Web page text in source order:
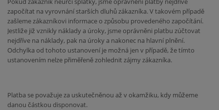
započítat na vyrovnání starších dluhů zákazníka. V takovém případě
zašleme zákazníkovi informace o způsobu provedeného započítání.
Jestliže již vznikly náklady a úroky, jsme oprávněni platbu zúčtovat
nejdříve na náklady, pak na úroky a nakonec na hlavní plnění.
Odchylka od tohoto ustanovení je možná jen v případě, že tímto
ustanovením nelze přiměřeně zohlednit zájmy zákazníka.
Platba se považuje za uskutečněnou až v okamžiku, kdy můžeme
danou částkou disponovat.